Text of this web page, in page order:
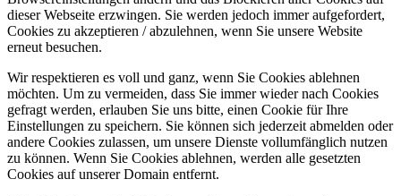
dieser Webseite erzwingen. Sie werden jedoch immer aufgefordert,
Cookies zu akzeptieren / abzulehnen, wenn Sie unsere Website
erneut besuchen.
Wir respektieren es voll und ganz, wenn Sie Cookies ablehnen
möchten. Um zu vermeiden, dass Sie immer wieder nach Cookies
gefragt werden, erlauben Sie uns bitte, einen Cookie für Ihre
Einstellungen zu speichern. Sie können sich jederzeit abmelden oder
andere Cookies zulassen, um unsere Dienste vollumfänglich nutzen
zu können. Wenn Sie Cookies ablehnen, werden alle gesetzten
Cookies auf unserer Domain entfernt.